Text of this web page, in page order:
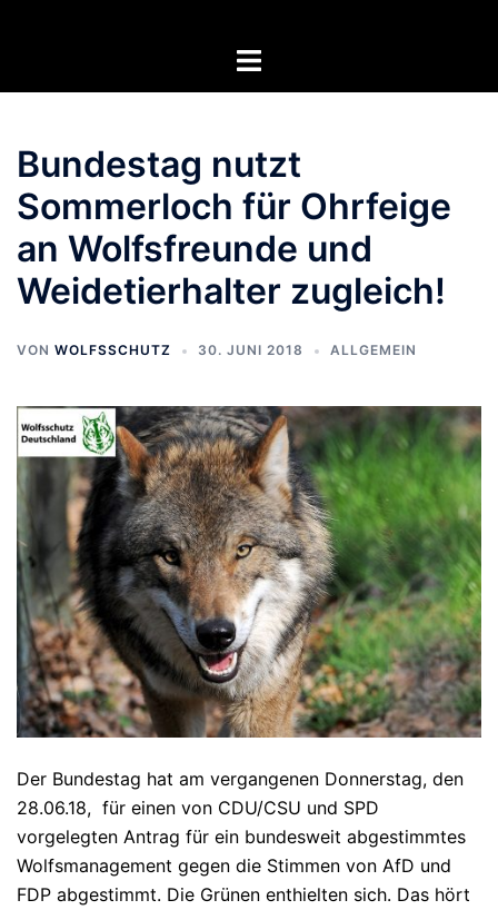
Menü
Bundestag nutzt
Sommerloch für Ohrfeige
an Wolfsfreunde und
Weidetierhalter zugleich!
VON WOLFSSCHUTZ 30. JUNI 2018 ALLGEMEIN
Der Bundestag hat am vergangenen Donnerstag, den
28.06.18, für einen von CDU/CSU und SPD
vorgelegten Antrag für ein bundesweit abgestimmtes
Wolfsmanagement gegen die Stimmen von AfD und
FDP abgestimmt. Die Grünen enthielten sich. Das hört